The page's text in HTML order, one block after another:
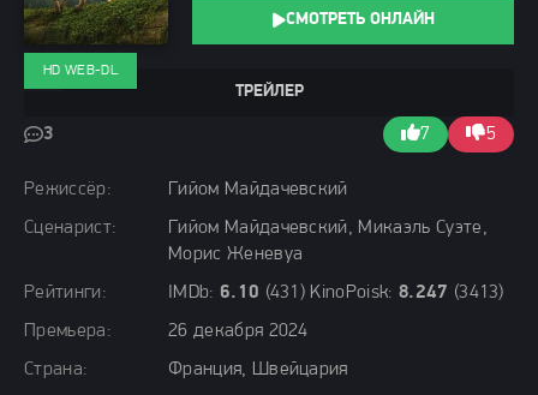
Режиссёр:
Гийом Майдачевский
Сценарист:
Гийом Майдачевский, Микаэль Суэте,
Морис Женевуа
Рейтинги:
IMDb: 6.10 (431) KinoPoisk: 8.247 (3413)
Премьера:
26 декабря 2024
Страна:
Франция, Швейцария
ТРЕЙЛЕР
3 7 5
HD WEB-DL
СМОТРЕТЬ ОНЛАЙН